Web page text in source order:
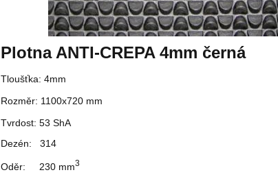
Plotna ANTI-CREPA 4mm černá
Tloušťka: 4mm
Rozměr: 1100x720 mm
Tvrdost: 53 ShA
Dezén: 314
Oděr: 230 mm3